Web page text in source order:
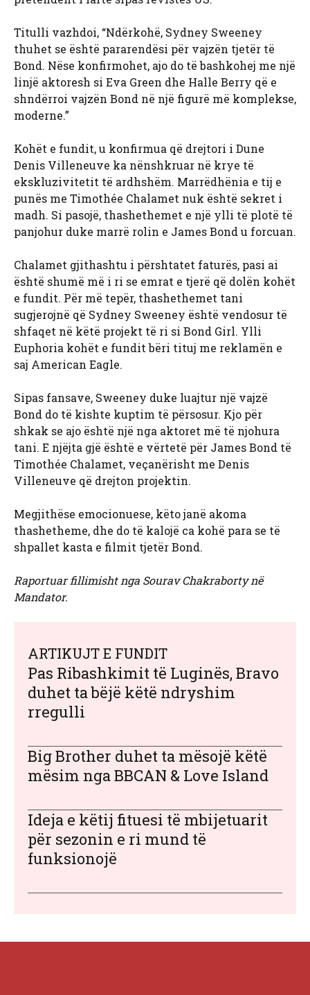
Titulli vazhdoi, “Ndërkohë, Sydney Sweeney
thuhet se është pararendësi për vajzën tjetër të
Bond. Nëse konfirmohet, ajo do të bashkohej me një
linjë aktoresh si Eva Green dhe Halle Berry që e
shndërroi vajzën Bond në një figurë më komplekse,
moderne.”
Kohët e fundit, u konfirmua që drejtori i Dune
Denis Villeneuve ka nënshkruar në krye të
ekskluzivitetit të ardhshëm. Marrëdhënia e tij e
punës me Timothée Chalamet nuk është sekret i
madh. Si pasojë, thashethemet e një ylli të plotë të
panjohur duke marrë rolin e James Bond u forcuan.
Chalamet gjithashtu i përshtatet faturës, pasi ai
është shumë më i ri se emrat e tjerë që dolën kohët
e fundit. Për më tepër, thashethemet tani
sugjerojnë që Sydney Sweeney është vendosur të
shfaqet në këtë projekt të ri si Bond Girl. Ylli
Euphoria kohët e fundit bëri tituj me reklamën e
saj American Eagle.
Sipas fansave, Sweeney duke luajtur një vajzë
Bond do të kishte kuptim të përsosur. Kjo për
shkak se ajo është një nga aktoret më të njohura
tani. E njëjta gjë është e vërtetë për James Bond të
Timothée Chalamet, veçanërisht me Denis
Villeneuve që drejton projektin.
Megjithëse emocionuese, këto janë akoma
thashetheme, dhe do të kalojë ca kohë para se të
shpallet kasta e filmit tjetër Bond.
Raportuar fillimisht nga Sourav Chakraborty në
Mandator.
ARTIKUJT E FUNDIT
Pas Ribashkimit të Luginës, Bravo
duhet ta bëjë këtë ndryshim
rregulli
Big Brother duhet ta mësojë këtë
mësim nga BBCAN & Love Island
Ideja e këtij fituesi të mbijetuarit
për sezonin e ri mund të
funksionojë